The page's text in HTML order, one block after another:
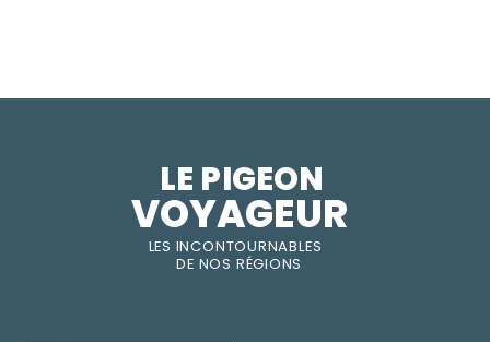
LES INCONTOURNABLES
DE NOS RÉGIONS
LE PIGEON
VOYAGEUR